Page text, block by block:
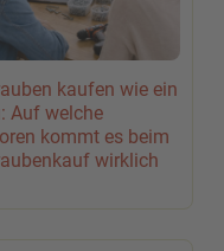
kaufen wie ein
Auf welche
kommt es beim
wirklich